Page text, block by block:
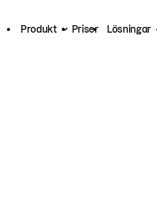
Produkt Priser Lösningar